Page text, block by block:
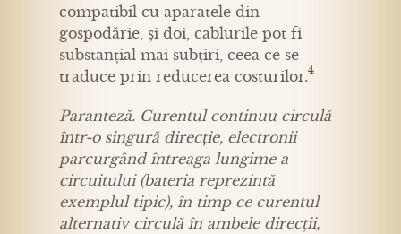
compatibil cu aparatele din
gospodărie, și doi, cablurile pot fi
substanțial mai subțiri, ceea ce se
traduce prin reducerea costurilor.4
Paranteză. Curentul continuu circulă
într-o singură direcție, electronii
parcurgând întreaga lungime a
circuitului (bateria reprezintă
exemplul tipic), în timp ce curentul
alternativ circulă în ambele direcții,